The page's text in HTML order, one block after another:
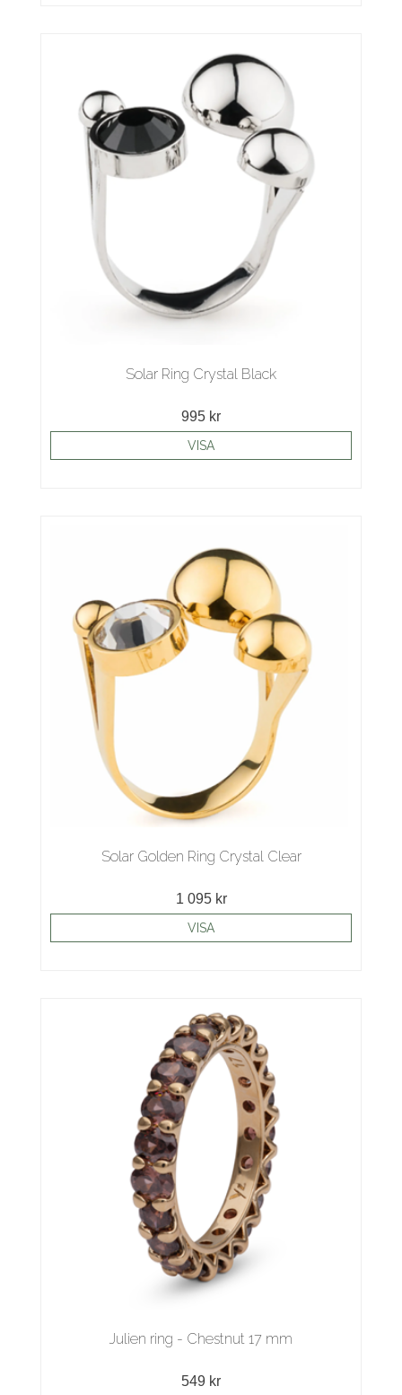
Solar Ring Crystal Black
995 kr
VISA
Solar Golden Ring Crystal Clear
1 095 kr
VISA
Julien ring - Chestnut 17 mm
549 kr